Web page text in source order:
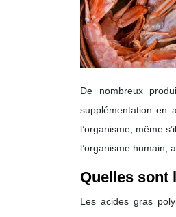
De nombreux
supplémentation en
l’organisme, même
l’organisme humain,
Quelles sont
Les acides gras